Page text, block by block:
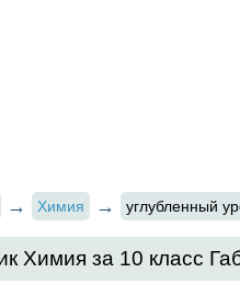
Химия углубленный
Химия за 10 класс